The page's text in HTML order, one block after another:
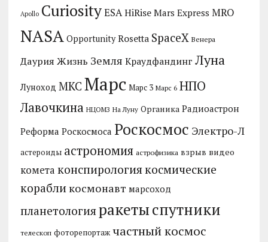
Apollo Curiosity ESA HiRise Mars Express MRO
NASA Opportunity Rosetta SpaceX Венера
Даурия Жизнь Земля Краудфандинг Луна
Луноход МКС Марс Марс 3 Марс 6 НПО
Лавочкина НЦОМЗ На Луну Органика Радиоастрон
Реформа Роскосмоса Роскосмос Электро-Л
астероиды астрономия астрофизика взрыв видео
комета конспирологиякосмические
корабликосмонавт марсоход
планетологияракетыспутники
телескоп фоторепортаж частный космос